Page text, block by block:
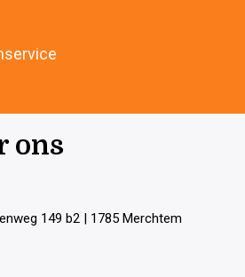
ons
149 b2 | 1785 Merchtem